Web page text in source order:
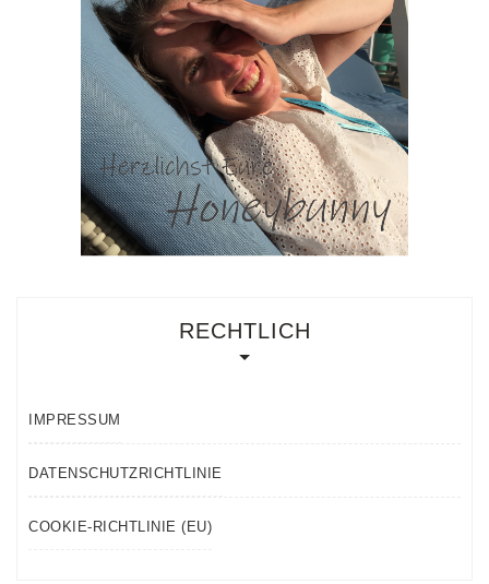
RECHTLICH
IMPRESSUM
DATENSCHUTZRICHTLINIE
COOKIE-RICHTLINIE (EU)